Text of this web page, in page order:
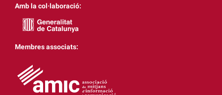
Amb la col·laboració:
Membres associats: